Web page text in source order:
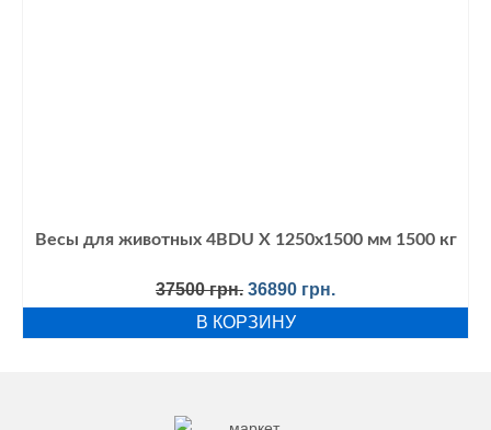
Весы для животных 4BDU Х 1250х1500 мм 1500 кг
37500грн. Первоначальная
цена
составляла
36890 грн.Текущая
цена:
В КОРЗИНУ